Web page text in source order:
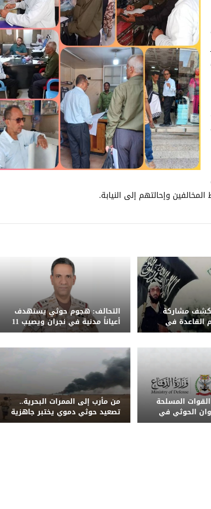
وإحالتهم إلى النيابة.
مشاركة
القاعدة في
على معسكر
التحالف: هجوم حوثي يستهدف
أعياناً مدنية في نجران ويصيب 11
مدنياً بينهم امرأة وطفل
القوات المسلحة
الحوثي في
من مأرب إلى الممرات البحرية..
تصعيد حوثي دموي يختبر جاهزية
الحكومة اليمنية